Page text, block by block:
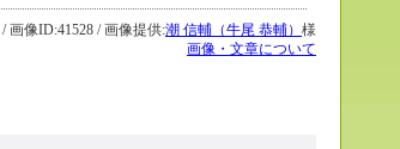
画像ID:41528 / 画像提供:潮 信輔（牛尾 恭輔） 様
画像・文章について